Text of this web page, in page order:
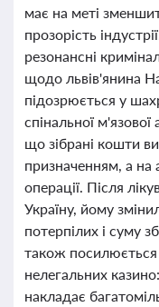
має на меті
прозорість
резонансні
щодо львів'янина
підозрюється у
спінальної
що зібрані кошти
призначенням, а на
операції. Після
Україну, йому
потерпілих і суму
також посилюється
нелегальних
накладає